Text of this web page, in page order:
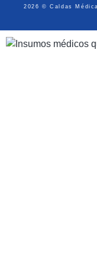
2026 © Caldas